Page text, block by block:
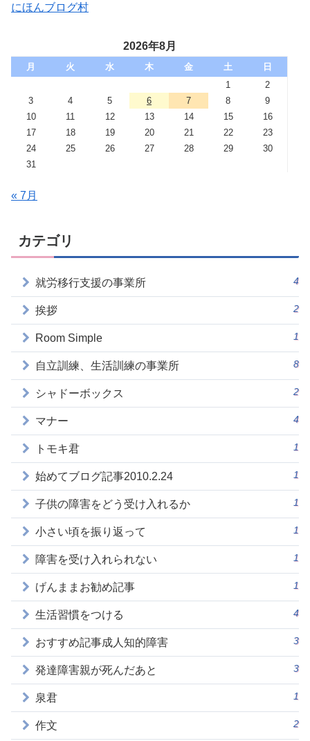
にほんブログ村
2026年8月
月 火 水 木 金 土
日
1
2
3
4 5 6 7 8
9
10
11 12 13 14 15
16
17
18 19 20 21 22
23
24
25 26 27 28 29
30
31
« 7月
カテゴリ
就労移行支援の事業所 4
挨拶 2
Room Simple 1
自立訓練、生活訓練の事業所 8
シャドーボックス 2
マナー 4
トモキ君 1
始めてブログ記事2010.2.24 1
子供の障害をどう受け入れるか 1
小さい頃を振り返って 1
障害を受け入れられない 1
げんままお勧め記事 1
生活習慣をつける 4
おすすめ記事成人知的障害 3
発達障害親が死んだあと 3
泉君 1
作文 2